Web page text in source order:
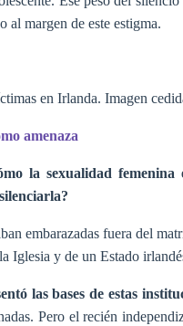
al margen de este estigma.
en Irlanda. Imagen
amenaza
la sexualidad
embarazadas fuera del
Iglesia y de un Estado
las bases de estas
Pero el recién